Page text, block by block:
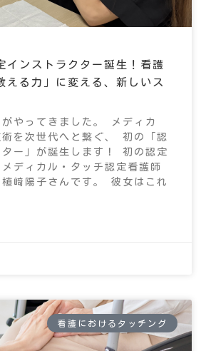
インストラクター誕生！看護
える力」に変える、新しいス
やってきました。 メディカ
を次世代へと繋ぐ、 初の「認
ー」が誕生します！ 初の認定
ディカル・タッチ認定看護師
植﨑陽子さんです。 彼女はこれ
看護におけるタッチング